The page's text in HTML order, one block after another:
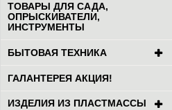
ТОВАРЫ ДЛЯ САДА,
ОПРЫСКИВАТЕЛИ,
ИНСТРУМЕНТЫ
БЫТОВАЯ ТЕХНИКА
ГАЛАНТЕРЕЯ АКЦИЯ!
ИЗДЕЛИЯ ИЗ ПЛАСТМАССЫ